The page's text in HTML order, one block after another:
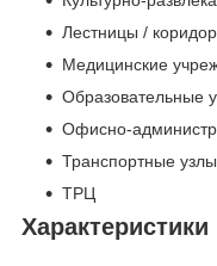
Лестницы /
Медицинские
Образовательные
Офисно-
Транспортные
ТРЦ
Характеристики